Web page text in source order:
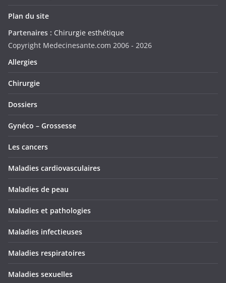
Plan du site
Partenaires : Chirurgie esthétique
Copyright Medecinesante.com 2006 - 2026
Allergies
Chirurgie
Dossiers
Gynéco – Grossesse
Les cancers
Maladies cardiovasculaires
Maladies de peau
Maladies et pathologies
Maladies infectieuses
Maladies respiratoires
Maladies sexuelles